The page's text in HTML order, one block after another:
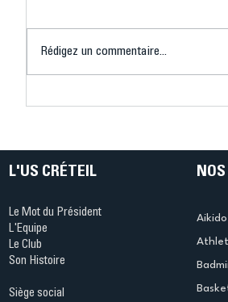
Ping ? Quand le tennis de
Rédigez un commentaire...
L'US CRÉTEIL
Le Mot du Président
L'Equipe
Le Club
Son Histoire
Siège social
Aikido